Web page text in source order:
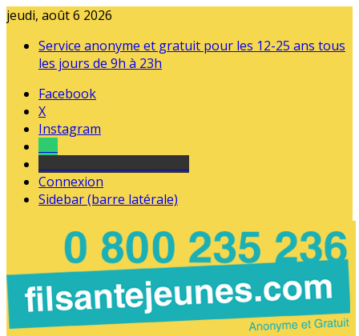
jeudi, août 6 2026
Service anonyme et gratuit pour les 12-25 ans tous
les jours de 9h à 23h
Facebook
X
Instagram
Connexion
Sidebar (barre latérale)